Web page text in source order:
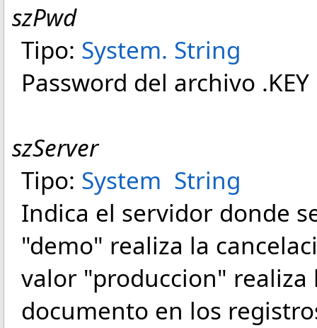
szPwd
Tipo: System. String
Password del archivo .KEY
szServer
Tipo: System String
Indica el servidor donde
"demo" realiza la
valor "produccion" realiza
documento en los